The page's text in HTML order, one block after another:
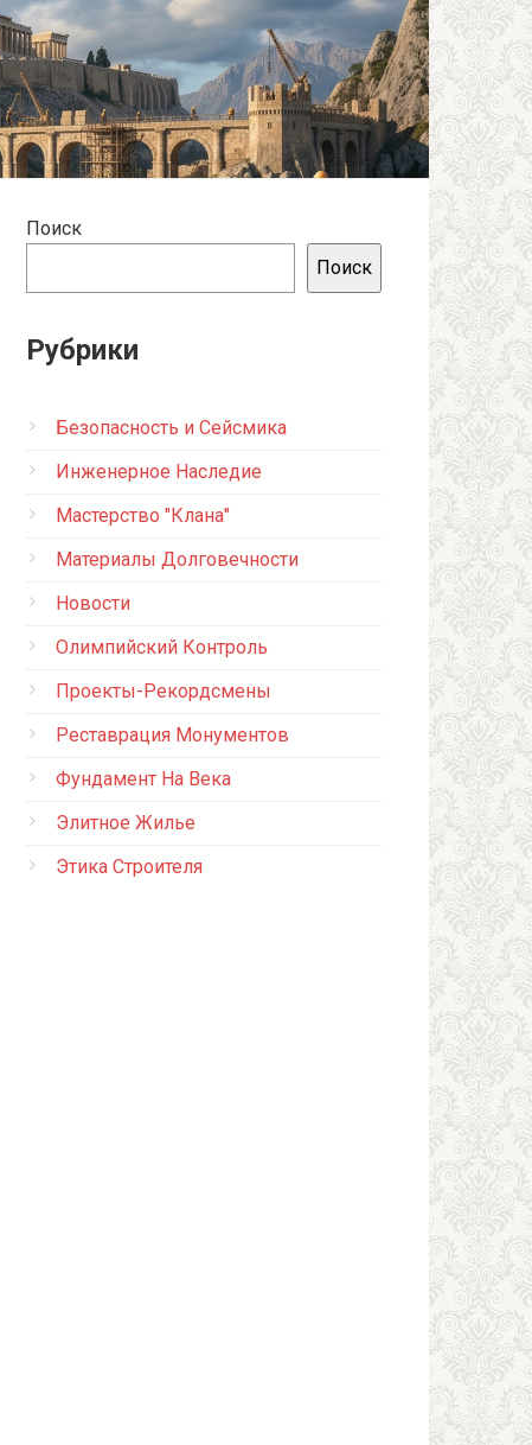
Поиск
Поиск
Рубрики
Безопасность и Сейсмика
Инженерное Наследие
Мастерство "Клана"
Материалы Долговечности
Новости
Олимпийский Контроль
Проекты-Рекордсмены
Реставрация Монументов
Фундамент На Века
Элитное Жилье
Этика Строителя